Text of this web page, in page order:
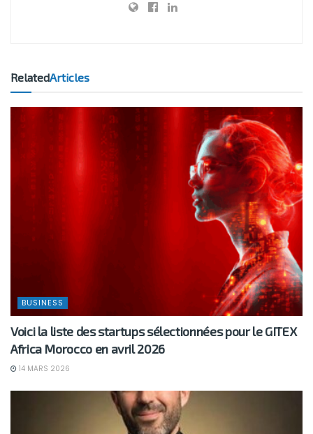
RelatedArticles
BUSINESS
Voici la liste des startups sélectionnées pour le GITEX
Africa Morocco en avril 2026
14 MARS 2026